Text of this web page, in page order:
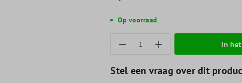
Op voorraad
Producthoeveelheid:In
Stel een vraag over dit